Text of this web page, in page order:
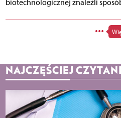
biotechnologicznej znaleźli
NAJCZĘŚCIEJ